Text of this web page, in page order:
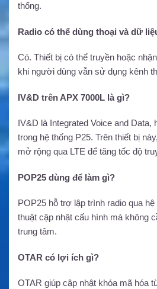
thống.
Radio có thể dùng thoại và dữ
Có. Thiết bị có thể truyền hoặc
khi người dùng vẫn sử dụng kênh
IV&D trên APX 7000L là gì?
IV&D là Integrated Voice and Data,
trong hệ thống P25. Trên thiết bị
mở rộng qua LTE để tăng tốc độ
POP25 dùng để làm gì?
POP25 hỗ trợ lập trình radio qua
thuật cập nhật cấu hình mà không
trung tâm.
OTAR có lợi ích gì?
OTAR giúp cập nhật khóa mã hóa